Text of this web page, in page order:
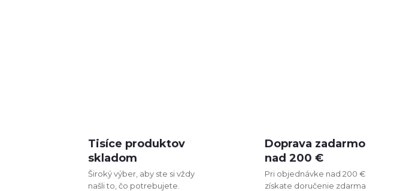
Tisíce produktov
skladom
Široký výber, aby ste si vždy
našli to, čo potrebujete.
Doprava zadarmo
nad 200 €
Pri objednávke nad 200 €
získate doručenie zdarma